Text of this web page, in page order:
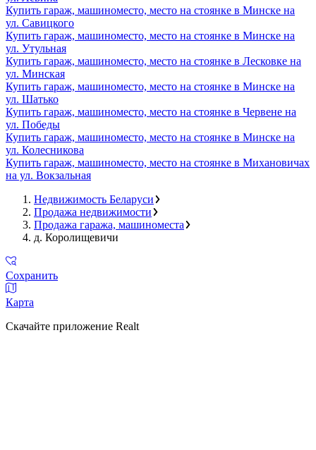
Купить гараж, машиноместо, место на стоянке в Минске на
ул. Савицкого
Купить гараж, машиноместо, место на стоянке в Минске на
ул. Утульная
Купить гараж, машиноместо, место на стоянке в Лесковке на
ул. Минская
Купить гараж, машиноместо, место на стоянке в Минске на
ул. Шатько
Купить гараж, машиноместо, место на стоянке в Червене на
ул. Победы
Купить гараж, машиноместо, место на стоянке в Минске на
ул. Колесникова
Купить гараж, машиноместо, место на стоянке в Михановичах
на ул. Вокзальная
Недвижимость Беларуси
Продажа недвижимости
Продажа гаража, машиноместа
д. Королищевичи
Сохранить
Карта
Скачайте приложение Realt